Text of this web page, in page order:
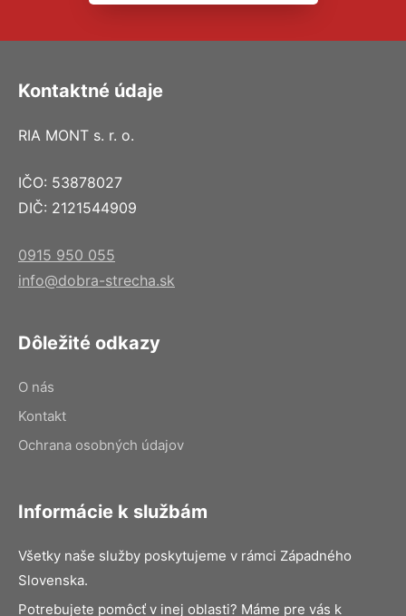
Kontaktné údaje
RIA MONT s. r. o.
IČO: 53878027
DIČ: 2121544909
0915 950 055
info@dobra-strecha.sk
Dôležité odkazy
O nás
Kontakt
Ochrana osobných údajov
Informácie k službám
Všetky naše služby poskytujeme v rámci Západného
Slovenska.
Potrebujete pomôcť v inej oblasti? Máme pre vás k